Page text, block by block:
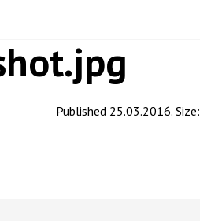
Published 25.03.2016. Size: